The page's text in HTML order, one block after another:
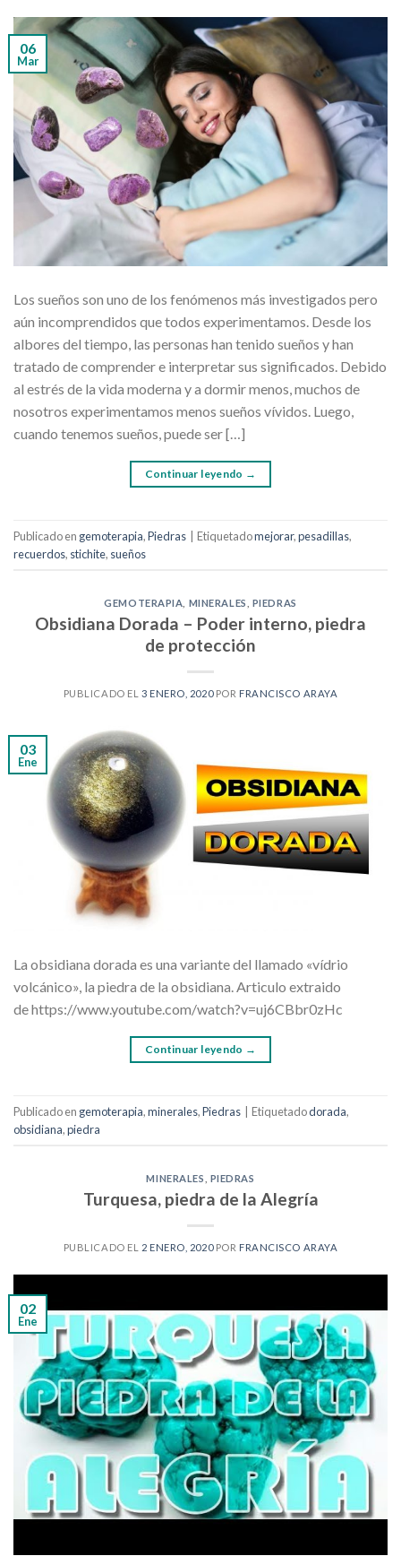
06
Mar
Los sueños son uno de los fenómenos más investigados pero
aún incomprendidos que todos experimentamos. Desde los
albores del tiempo, las personas han tenido sueños y han
tratado de comprender e interpretar sus significados. Debido
al estrés de la vida moderna y a dormir menos, muchos de
nosotros experimentamos menos sueños vívidos. Luego,
cuando tenemos sueños, puede ser […]
Continuar leyendo →
Publicado en gemoterapia,Piedras Etiquetadomejorar,pesadillas,
recuerdos, stichite, sueños
GEMOTERAPIA MINERALES PIEDRAS
Obsidiana Dorada – Poder interno, piedra
de protección
PUBLICADO EL 3 ENERO, 2020POR FRANCISCO ARAYA
03
Ene
La obsidiana dorada es una variante del llamado «vídrio
volcánico», la piedra de la obsidiana. Articulo extraido
de https://www.youtube.com/watch?v=uj6CBbr0zHc
Continuar leyendo →
Publicado en gemoterapia,minerales,Piedras Etiquetadodorada,
obsidiana,piedra
MINERALES PIEDRAS
Turquesa, piedra de la Alegría
PUBLICADO EL 2 ENERO, 2020POR FRANCISCO ARAYA
02
Ene